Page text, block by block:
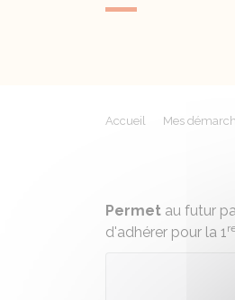
Accueil Mes
Permet au futur
d'adhérer pour la 1